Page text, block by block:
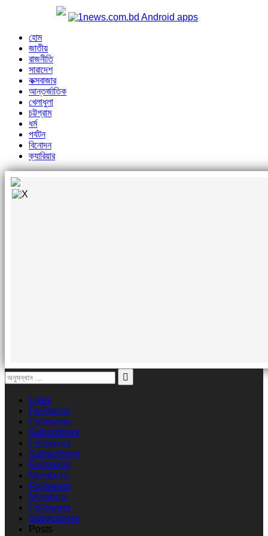
হোম
জাতীয়
রাজনীতি
সারাদেশ
কক্সবাজার
আন্তর্জাতিক
খেলাধুলা
চট্টগ্রাম
ধর্ম
পর্যটন
বিনোদন
ক্যারিয়ার
Likes
Followers
Followers
Subscribers
Followers
Subscribers
Followers
Members
Followers
Members
Followers
Subscribers
Posts